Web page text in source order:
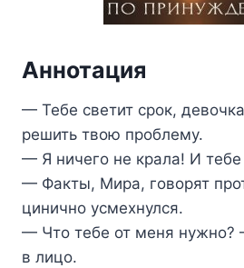
Аннотация
— Тебе светит срок,
решить твою проблему.
— Я ничего не крала! И тебе
— Факты, Мира, говорят
цинично усмехнулся.
— Что тебе от меня нужно?
в лицо.